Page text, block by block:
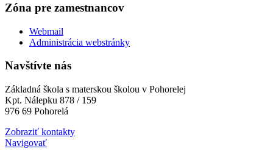
Zóna pre zamestnancov
Webmail
Administrácia webstránky
Navštívte nás
Základná škola s materskou školou v Pohorelej
Kpt. Nálepku 878 / 159
976 69 Pohorelá
Zobraziť kontakty
Navigovať